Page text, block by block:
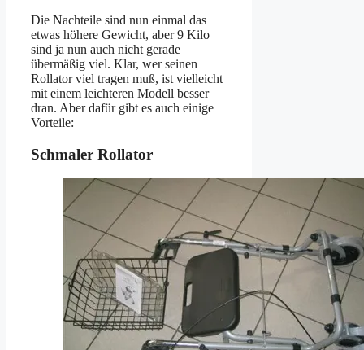
Die Nachteile sind nun einmal das
etwas höhere Gewicht, aber 9 Kilo
sind ja nun auch nicht gerade
übermäßig viel. Klar, wer seinen
Rollator viel tragen muß, ist vielleicht
mit einem leichteren Modell besser
dran. Aber dafür gibt es auch einige
Vorteile:
Schmaler Rollator